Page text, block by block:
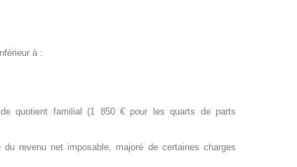
à :
quotient familial (1 850 € pour les quarts de parts
revenu net imposable, majoré de certaines charges